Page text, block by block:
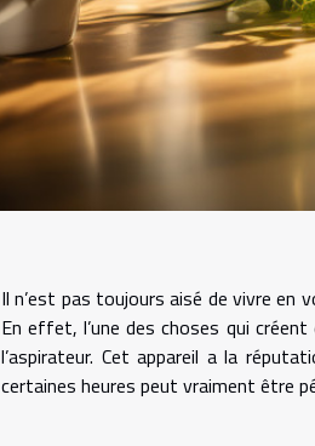
Il n’est pas toujours aisé de vivre en
En effet, l’une des choses qui
l’aspirateur. Cet appareil a la
certaines heures peut vraiment être